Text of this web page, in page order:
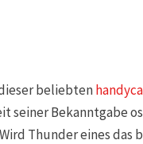
beliebten
seiner Bekanntgabe
Thunder eines das